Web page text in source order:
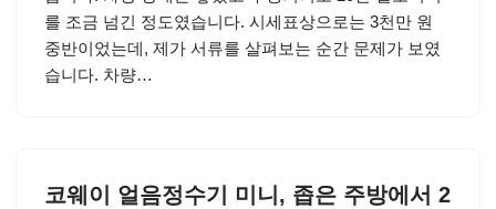
를 조금 넘긴 정도였습니다. 시세표상으로는 3천만 원
중반이었는데, 제가 서류를 살펴보는 순간 문제가 보였
습니다. 차량…
코웨이 얼음정수기 미니, 좁은 주방에서 2